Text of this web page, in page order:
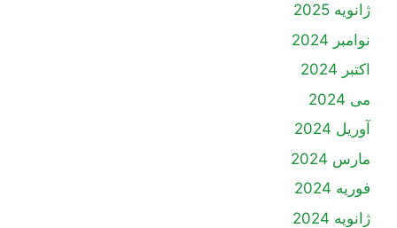
ژانویه 2025
نوامبر 2024
اکتبر 2024
می 2024
آوریل 2024
مارس 2024
فوریه 2024
ژانویه 2024